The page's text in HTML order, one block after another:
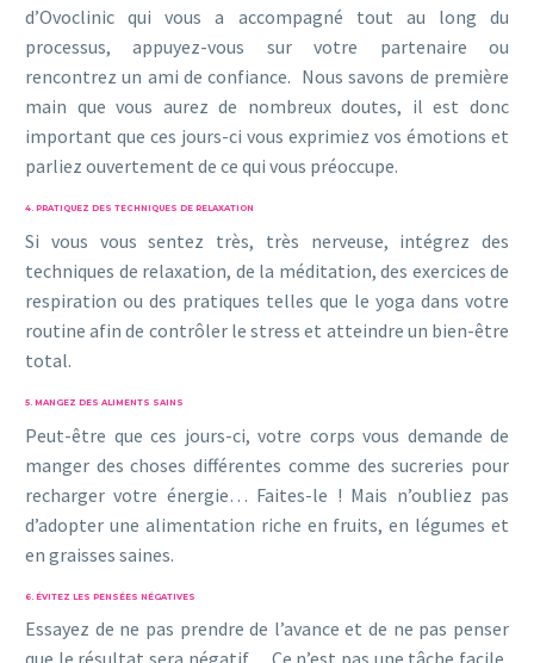
d’Ovoclinic qui vous a accompagné tout au long du
processus, appuyez-vous sur votre partenaire ou
rencontrez un ami de confiance. Nous savons de première
main que vous aurez de nombreux doutes, il est donc
important que ces jours-ci vous exprimiez vos émotions et
parliez ouvertement de ce qui vous préoccupe.
4. PRATIQUEZ DES TECHNIQUES DE RELAXATION
Si vous vous sentez très, très nerveuse, intégrez des
techniques de relaxation, de la méditation, des exercices de
respiration ou des pratiques telles que le yoga dans votre
routine afin de contrôler le stress et atteindre un bien-être
total.
5. MANGEZ DES ALIMENTS SAINS
Peut-être que ces jours-ci, votre corps vous demande de
manger des choses différentes comme des sucreries pour
recharger votre énergie… Faites-le ! Mais n’oubliez pas
d’adopter une alimentation riche en fruits, en légumes et
en graisses saines.
6. ÉVITEZ LES PENSÉES NÉGATIVES
Essayez de ne pas prendre de l’avance et de ne pas penser